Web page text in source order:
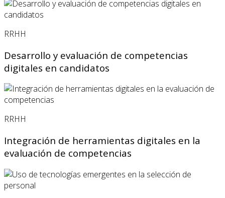
RRHH
Desarrollo y evaluación de competencias
digitales en candidatos
RRHH
Integración de herramientas digitales en la
evaluación de competencias